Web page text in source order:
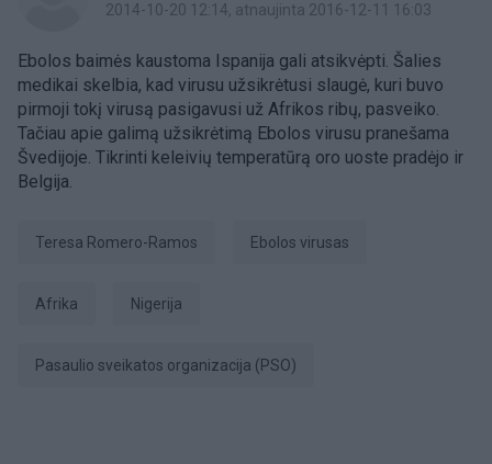
2014-10-20 12:14, atnaujinta 2016-12-11 16:03
Ebolos baimės kaustoma Ispanija gali atsikvėpti. Šalies
medikai skelbia, kad virusu užsikrėtusi slaugė, kuri buvo
pirmoji tokį virusą pasigavusi už Afrikos ribų, pasveiko.
Tačiau apie galimą užsikrėtimą Ebolos virusu pranešama
Švedijoje. Tikrinti keleivių temperatūrą oro uoste pradėjo ir
Belgija.
Teresa Romero-Ramos Ebolos virusas
Afrika Nigerija
Pasaulio sveikatos organizacija (PSO)